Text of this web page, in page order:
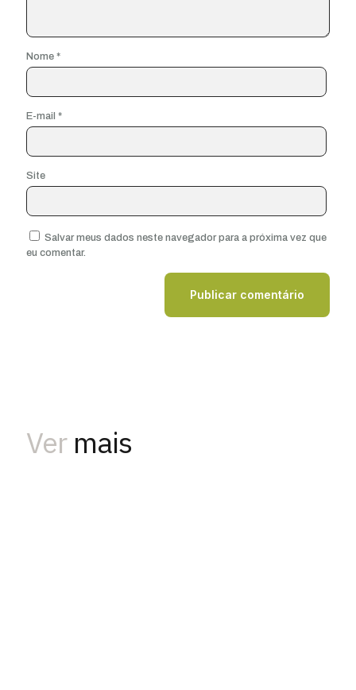
Nome *
E-mail *
Site
Salvar meus dados neste navegador para a próxima vez que
eu comentar.
Ver mais